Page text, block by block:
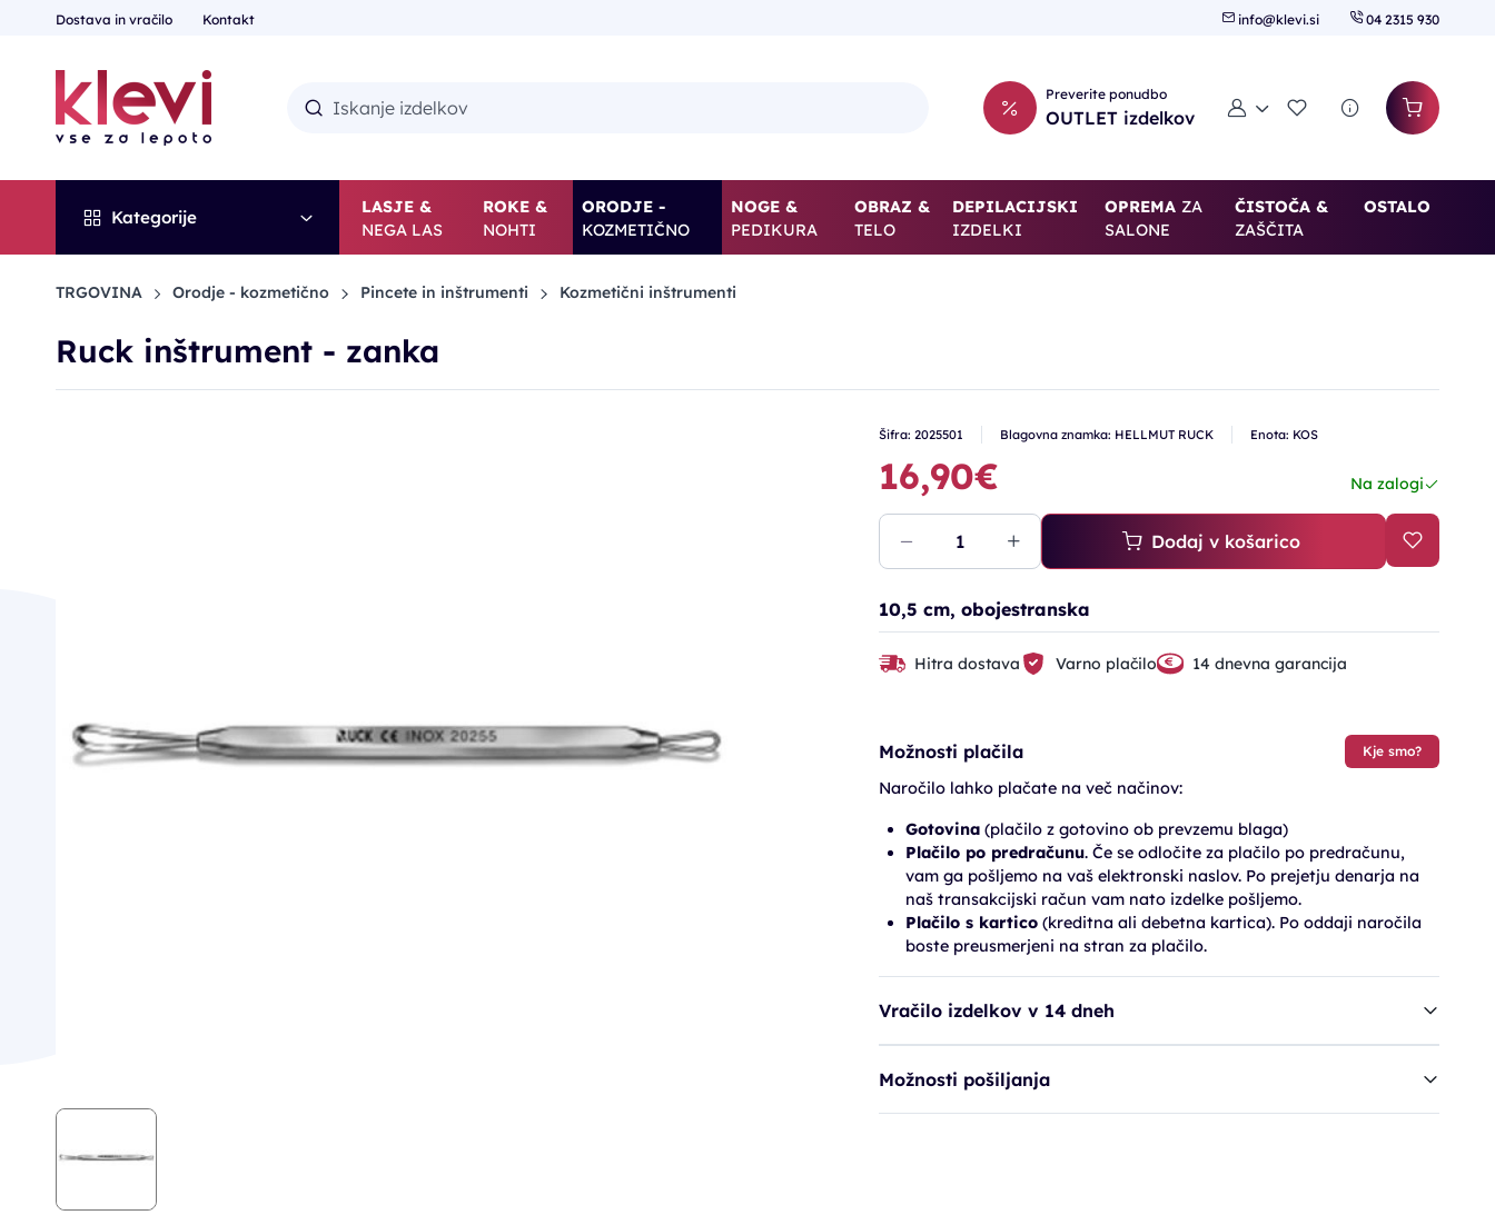
Dostava in vračilo Kontakt info@klevi.si 04 2315 930
Preverite ponudbo
OUTLET izdelkov Moj računSeznam želja
Kategorije
LASJE &
NEGA LAS
ROKE &
NOHTI
ORODJE -
KOZMETIČNO
NOGE &
PEDIKURA
OBRAZ &
TELO
DEPILACIJSKI
IZDELKI
OPREMAZA
SALONE
ČISTOČA &
ZAŠČITA
OSTALO
TRGOVINA Orodje - kozmetično Pincete in inštrumenti Kozmetični inštrumenti
Ruck inštrument - zanka
Šifra: 2025501 Blagovna znamka: HELLMUT RUCK Enota: KOS
16,90€ Na zalogi
Dodaj v košarico
10,5 cm, obojestranska
Hitra dostava Varno plačilo 14 dnevna garancija
Možnosti plačila Kje smo?
Naročilo lahko plačate na več načinov:
Gotovina(plačilo z gotovino ob prevzemu blaga)
Plačilo po predračunu. Če se odločite za plačilo po predračunu,
vam ga pošljemo na vaš elektronski naslov. Po prejetju denarja na
naš transakcijski račun vam nato izdelke pošljemo.
Plačilo s kartico(kreditna ali debetna kartica). Po oddaji naročila
boste preusmerjeni na stran za plačilo.
Vračilo izdelkov v 14 dneh
Možnosti pošiljanja